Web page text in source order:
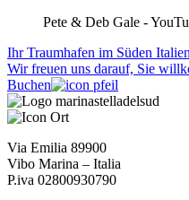
Pete & Deb Gale -
Ihr Traumhafen im Süden
Wir freuen uns darauf, Sie
Buchen
Via Emilia 89900
Vibo Marina – Italia
P.iva 02800930790